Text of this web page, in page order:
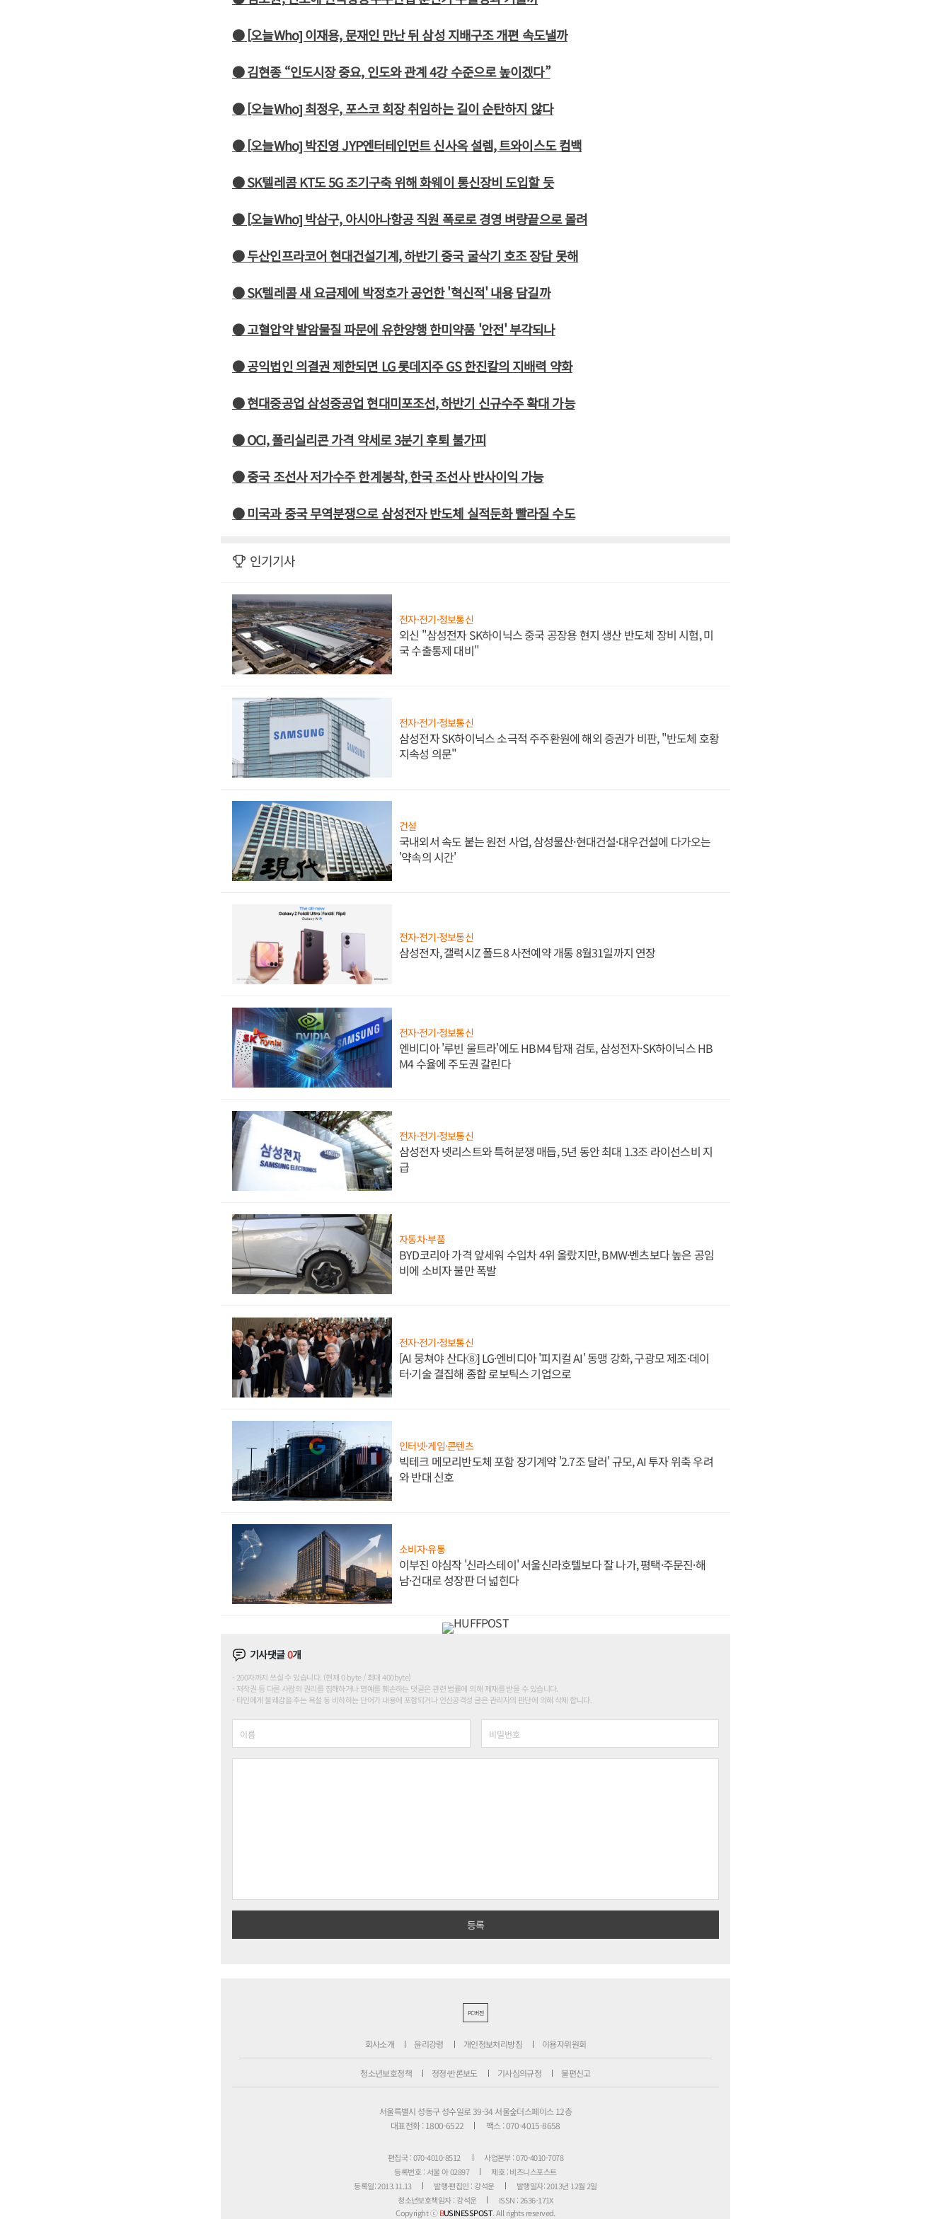
● [오늘Who] 이재용, 문재인 만난 뒤 삼성 지배구조 개편 속도낼까
● 김현종 “인도시장 중요, 인도와 관계 4강 수준으로 높이겠다”
● [오늘Who] 최정우, 포스코 회장 취임하는 길이 순탄하지 않다
● [오늘Who] 박진영 JYP엔터테인먼트 신사옥 설렘, 트와이스도 컴백
● SK텔레콤 KT도 5G 조기구축 위해 화웨이 통신장비 도입할 듯
● [오늘Who] 박삼구, 아시아나항공 직원 폭로로 경영 벼량끝으로 몰려
● 두산인프라코어 현대건설기계, 하반기 중국 굴삭기 호조 장담 못해
● SK텔레콤 새 요금제에 박정호가 공언한 '혁신적' 내용 담길까
● 고혈압약 발암물질 파문에 유한양행 한미약품 '안전' 부각되나
● 공익법인 의결권 제한되면 LG 롯데지주 GS 한진칼의 지배력 약화
● 현대중공업 삼성중공업 현대미포조선, 하반기 신규수주 확대 가능
● OCI, 폴리실리콘 가격 약세로 3분기 후퇴 불가피
● 중국 조선사 저가수주 한계봉착, 한국 조선사 반사이익 가능
● 미국과 중국 무역분쟁으로 삼성전자 반도체 실적둔화 빨라질 수도
인기기사
전자·전기·정보통신
외신 "삼성전자 SK하이닉스 중국 공장용 현지 생산 반도체 장비 시험, 미
국 수출통제 대비"
전자·전기·정보통신
삼성전자 SK하이닉스 소극적 주주환원에 해외 증권가 비판, "반도체 호황
지속성 의문"
건설
국내외서 속도 붙는 원전 사업, 삼성물산·현대건설·대우건설에 다가오는
'약속의 시간'
전자·전기·정보통신
삼성전자, 갤럭시Z 폴드8 사전예약 개통 8월31일까지 연장
전자·전기·정보통신
엔비디아 '루빈 울트라'에도 HBM4 탑재 검토, 삼성전자·SK하이닉스 HB
M4 수율에 주도권 갈린다
전자·전기·정보통신
삼성전자 넷리스트와 특허분쟁 매듭, 5년 동안 최대 1.3조 라이선스비 지
급
자동차·부품
BYD코리아 가격 앞세워 수입차 4위 올랐지만, BMW·벤츠보다 높은 공임
비에 소비자 불만 폭발
전자·전기·정보통신
[AI 뭉쳐야 산다⑧] LG·엔비디아 '피지컬 AI' 동맹 강화, 구광모 제조·데이
터·기술 결집해 종합 로보틱스 기업으로
인터넷·게임·콘텐츠
빅테크 메모리반도체 포함 장기계약 '2.7조 달러' 규모, AI 투자 위축 우려
와 반대 신호
소비자·유통
이부진 야심작 '신라스테이' 서울신라호텔보다 잘 나가, 평택·주문진·해
남·건대로 성장판 더 넓힌다
기사댓글0개
200자까지 쓰실 수 있습니다. (현재 0 byte / 최대 400byte)
저작권 등 다른 사람의 권리를 침해하거나 명예를 훼손하는 댓글은 관련 법률에 의해 제재를 받을 수 있습니다.
타인에게 불쾌감을 주는 욕설 등 비하하는 단어가 내용에 포함되거나 인신공격성 글은 관리자의 판단에 의해 삭제 합니다.
PC버전
회사소개 윤리강령 개인정보처리방침 이용자위원회
청소년보호정책 정정·반론보도 기사심의규정 불편신고
서울특별시 성동구 성수일로 39-34 서울숲더스페이스 12층
대표전화 : 1800-6522
팩스 : 070-4015-8658
편집국 : 070-4010-8512
사업본부 : 070-4010-7078
등록번호 : 서울 아 02897
제호 : 비즈니스포스트
등록일: 2013.11.13
발행·편집인 : 강석운
발행일자: 2013년 12월 2일
청소년보호책임자 : 강석운
ISSN : 2636-171X
Copyright ⓒBUSINESSPOST. All rights reserved.